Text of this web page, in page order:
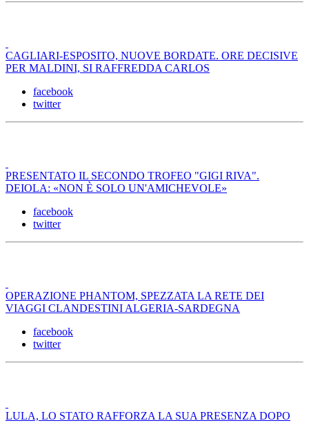
CAGLIARI-ESPOSITO, NUOVE BORDATE. ORE DECISIVE
PER MALDINI, SI RAFFREDDA CARLOS
facebook
twitter
PRESENTATO IL SECONDO TROFEO "GIGI RIVA".
DEIOLA: «NON È SOLO UN'AMICHEVOLE»
facebook
twitter
OPERAZIONE PHANTOM, SPEZZATA LA RETE DEI
VIAGGI CLANDESTINI ALGERIA-SARDEGNA
facebook
twitter
LULA, LO STATO RAFFORZA LA SUA PRESENZA DOPO